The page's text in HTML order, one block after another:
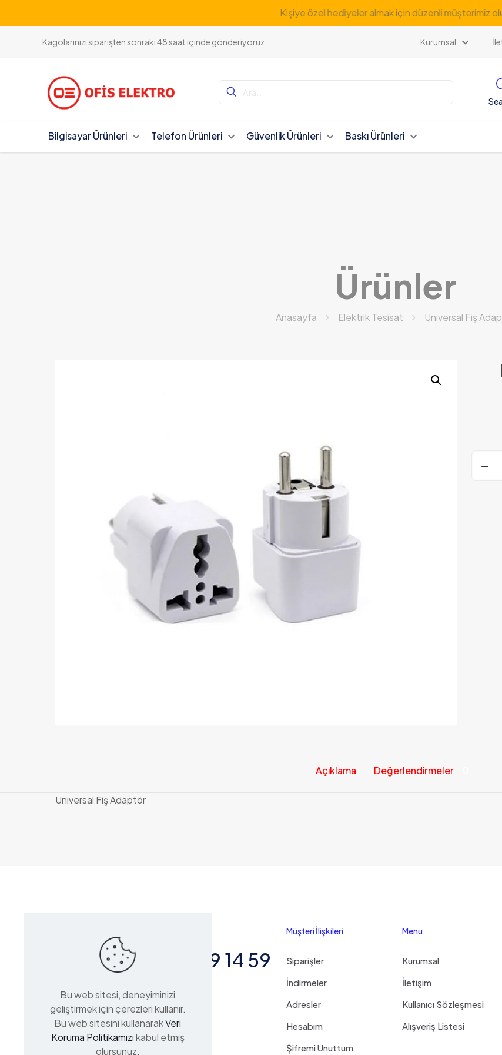
Bizi Sosyal Medyada beğenin ve %20 indirim
Kagolarınızı siparişten sonraki 48 saat içinde gönderiyoruz Kurumsal
Bilgisayar Ürünleri Telefon Ürünleri Güvenlik Ürünleri Baskı Ürünleri
Ürünler
Anasayfa Elektrik Tesisat Universal Fiş
Fiş
Açıklama Değerlendirmeler
Universal Fiş Adaptör
Bize Ulaşın
+90 553 379 14 59
Nuhkuyusu Caddesi 115/B
Valide-i Atik Mahallesi
34664 Üsküdar/İstanbul
Müşteri İlişkileri
Siparişler
İndirmeler
Adresler
Hesabım
Şifremi Unuttum
Menu
Kurumsal
İletişim
Kullanıcı Sözleşmesi
Alışveriş Listesi
Bu web sitesi, deneyiminizi
geliştirmek için çerezleri kullanır.
Bu web sitesini kullanarakVeri
Koruma Politikamızıkabul etmiş
olursunuz.